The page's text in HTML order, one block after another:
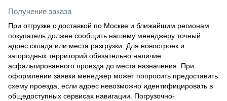
Получение заказа
При отгрузке с доставкой по Москве и ближайшим регионам
покупатель должен сообщить нашему менеджеру точный
адрес склада или места разгрузки. Для новостроек и
загородных территорий обязательно наличие
асфальтированного проезда до места назначения. При
оформлении заявки менеджер может попросить предоставить
схему проезда, если адрес невозможно идентифицировать в
общедоступных сервисах навигации. Погрузочно-